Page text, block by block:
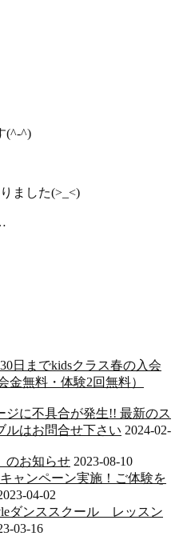
(^-^)
ました(>_<)
日までkidsクラス春の入会
金無料・体験2回無料）
ジに不具合が発生!! 最新のス
ルはお問合せ下さい 2024-02-
のお知らせ 2023-08-10
ャンペーン実施！ご体験を
04-02
ダンススクール レッスン
03-16